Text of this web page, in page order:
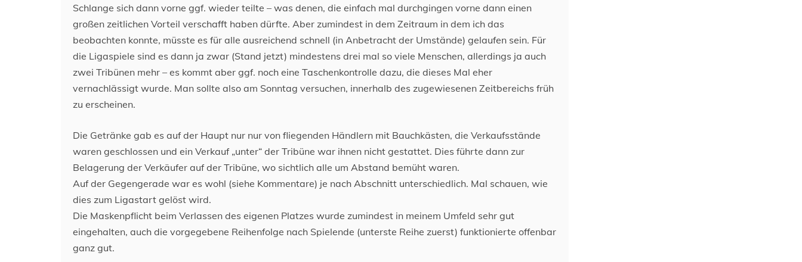
Schlange sich dann vorne ggf. wieder teilte – was denen, die einfach mal durchgingen vorne dann einen
großen zeitlichen Vorteil verschafft haben dürfte. Aber zumindest in dem Zeitraum in dem ich das
beobachten konnte, müsste es für alle ausreichend schnell (in Anbetracht der Umstände) gelaufen sein. Für
die Ligaspiele sind es dann ja zwar (Stand jetzt) mindestens drei mal so viele Menschen, allerdings ja auch
zwei Tribünen mehr – es kommt aber ggf. noch eine Taschenkontrolle dazu, die dieses Mal eher
vernachlässigt wurde. Man sollte also am Sonntag versuchen, innerhalb des zugewiesenen Zeitbereichs früh
zu erscheinen.
Die Getränke gab es auf der Haupt nur nur von fliegenden Händlern mit Bauchkästen, die Verkaufsstände
waren geschlossen und ein Verkauf „unter“ der Tribüne war ihnen nicht gestattet. Dies führte dann zur
Belagerung der Verkäufer auf der Tribüne, wo sichtlich alle um Abstand bemüht waren.
Auf der Gegengerade war es wohl (siehe Kommentare) je nach Abschnitt unterschiedlich. Mal schauen, wie
dies zum Ligastart gelöst wird.
Die Maskenpflicht beim Verlassen des eigenen Platzes wurde zumindest in meinem Umfeld sehr gut
eingehalten, auch die vorgegebene Reihenfolge nach Spielende (unterste Reihe zuerst) funktionierte offenbar
ganz gut.